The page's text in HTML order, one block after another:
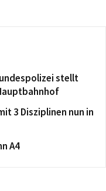
stellt
3 Disziplinen nun in
A4